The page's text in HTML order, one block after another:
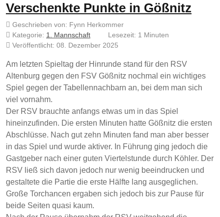
Verschenkte Punkte in Gößnitz
Geschrieben von: Fynn Herkommer
Kategorie: 1. Mannschaft
Lesezeit: 1 Minuten
Veröffentlicht: 08. Dezember 2025
Am letzten Spieltag der Hinrunde stand für den RSV
Altenburg gegen den FSV Gößnitz nochmal ein wichtiges
Spiel gegen der Tabellennachbarn an, bei dem man sich
viel vornahm.
Der RSV brauchte anfangs etwas um in das Spiel
hineinzufinden. Die ersten Minuten hatte Gößnitz die ersten
Abschlüsse. Nach gut zehn Minuten fand man aber besser
in das Spiel und wurde aktiver. In Führung ging jedoch die
Gastgeber nach einer guten Viertelstunde durch Köhler. Der
RSV ließ sich davon jedoch nur wenig beeindrucken und
gestaltete die Partie die erste Hälfte lang ausgeglichen.
Große Torchancen ergaben sich jedoch bis zur Pause für
beide Seiten quasi kaum.